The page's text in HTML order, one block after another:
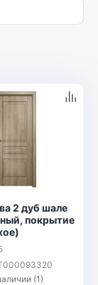
2 дуб шале
покрытие
(1)